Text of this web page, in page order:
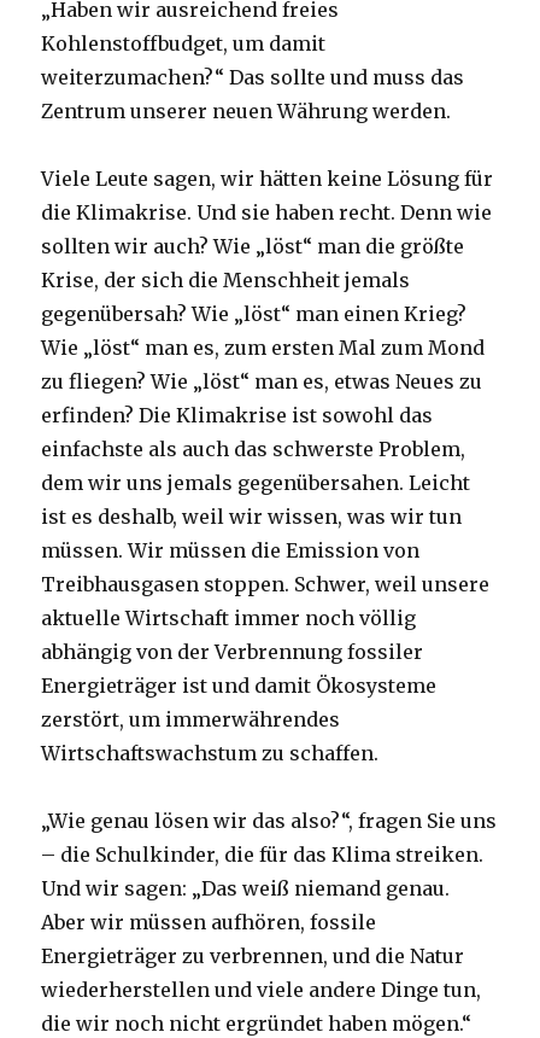
„Haben wir ausreichend freies
Kohlenstoffbudget, um damit
weiterzumachen?“ Das sollte und muss das
Zentrum unserer neuen Währung werden.
Viele Leute sagen, wir hätten keine Lösung für
die Klimakrise. Und sie haben recht. Denn wie
sollten wir auch? Wie „löst“ man die größte
Krise, der sich die Menschheit jemals
gegenübersah? Wie „löst“ man einen Krieg?
Wie „löst“ man es, zum ersten Mal zum Mond
zu fliegen? Wie „löst“ man es, etwas Neues zu
erfinden? Die Klimakrise ist sowohl das
einfachste als auch das schwerste Problem,
dem wir uns jemals gegenübersahen. Leicht
ist es deshalb, weil wir wissen, was wir tun
müssen. Wir müssen die Emission von
Treibhausgasen stoppen. Schwer, weil unsere
aktuelle Wirtschaft immer noch völlig
abhängig von der Verbrennung fossiler
Energieträger ist und damit Ökosysteme
zerstört, um immerwährendes
Wirtschaftswachstum zu schaffen.
„Wie genau lösen wir das also?“, fragen Sie uns
– die Schulkinder, die für das Klima streiken.
Und wir sagen: „Das weiß niemand genau.
Aber wir müssen aufhören, fossile
Energieträger zu verbrennen, und die Natur
wiederherstellen und viele andere Dinge tun,
die wir noch nicht ergründet haben mögen.“